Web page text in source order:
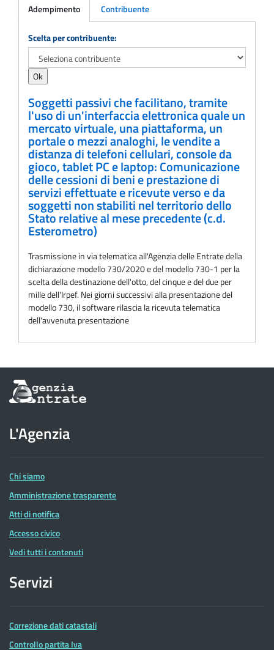
Adempimento Contribuente
Adempimento
Scelta per contribuente:
Soggetti passivi che facilitano, tramite
l'uso di un'interfaccia elettronica quale un
mercato virtuale, una piattaforma, un
portale o mezzi analoghi, le vendite a
distanza di telefoni cellulari, console da
gioco, tablet PC e laptop: Comunicazione
delle cessioni di beni e prestazione di
servizi effettuate e ricevute verso e da
soggetti non stabiliti nel territorio dello
Stato relative al mese precedente (c.d.
Esterometro)
Trasmissione in via telematica all'Agenzia delle Entrate della
dichiarazione modello 730/2020 e del modello 730-1 per la
scelta della destinazione dell'otto, del cinque e del due per
mille dell'Irpef. Nei giorni successivi alla presentazione del
modello 730, il software rilascia la ricevuta telematica
dell'avvenuta presentazione
Informazioni
sul
dell'Agenzia
delle
Entrate
L'Agenzia
Chi siamo
Amministrazione trasparente
Atti di notifica
Accesso civico
Vedi tutti i contenuti
Servizi
Correzione dati catastali
Controllo partita Iva